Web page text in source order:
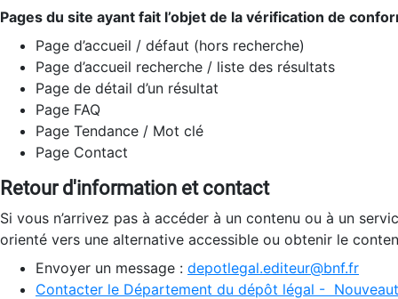
Pages du site ayant fait l’objet de la vérification de
Page d’accueil / défaut (hors recherche)
Page d’accueil recherche / liste des résultats
Page de détail d’un résultat
Page FAQ
Page Tendance / Mot clé
Page Contact
Retour d'information et contact
Si vous n’arrivez pas à accéder à un contenu ou à un
orienté vers une alternative accessible ou obtenir le
Envoyer un message : depotlegal.editeur@bnf.fr
Contacter le Département du dépôt légal -